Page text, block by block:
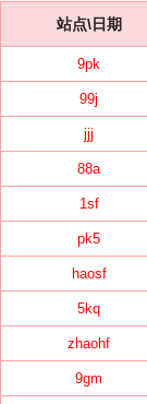
站点\日期
9pk
99j
jjj
88a
1sf
pk5
haosf
5kq
zhaohf
9gm